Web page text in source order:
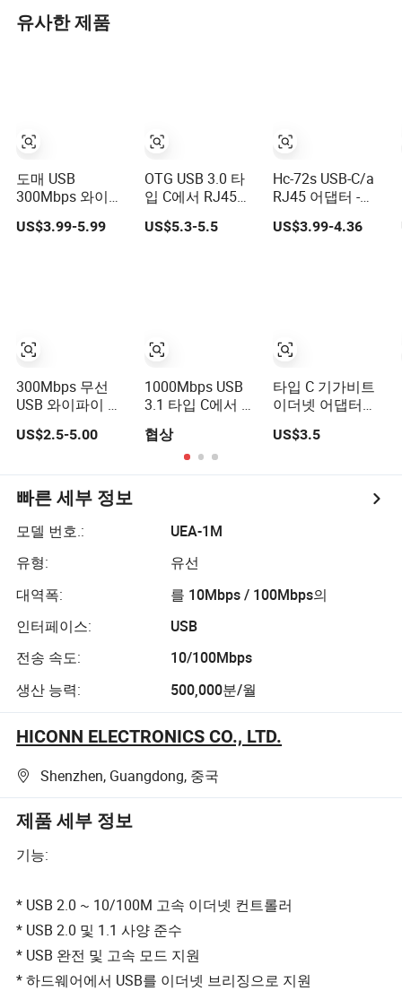
유사한 제품
도매 USB
300Mbps 와이파
이 어댑터 동글 무
선 랜 인터넷 데스
US$3.99-5.99
300Mbps 무선
USB 와이파이 어
글 PC AC 수신기
LB-LINK WN351
US$2.5-5.00
OTG USB 3.0 타
입 C에서 RJ45
LAN 네트워크 어
댑터
US$5.3-5.5
1000Mbps USB
3.1 타입 C에서 기
넷 LAN 네트워크
카드 어댑터
협상
Hc-72s USB-C/a
RJ45 어댑터 -
100Mbps LAN 변
환기, 노트북 전화
US$3.99-4.36
타입 C 기가비트
이더넷 어댑터
카드 RJ45 LAN
Mbps 케이블
US$3.5
빠른 세부 정보
모델 번호.:
UEA-1M
유형:
유선
대역폭:
를 10Mbps / 100Mbps의
인터페이스:
USB
전송 속도:
10/100Mbps
생산 능력:
500,000분/월
HICONN ELECTRONICS CO., LTD.
Shenzhen, Guangdong, 중국
제품 세부 정보
기능:
* USB 2.0 ~ 10/100M 고속 이더넷 컨트롤러
* USB 2.0 및 1.1 사양 준수
* USB 완전 및 고속 모드 지원
* 하드웨어에서 USB를 이더넷 브리징으로 지원